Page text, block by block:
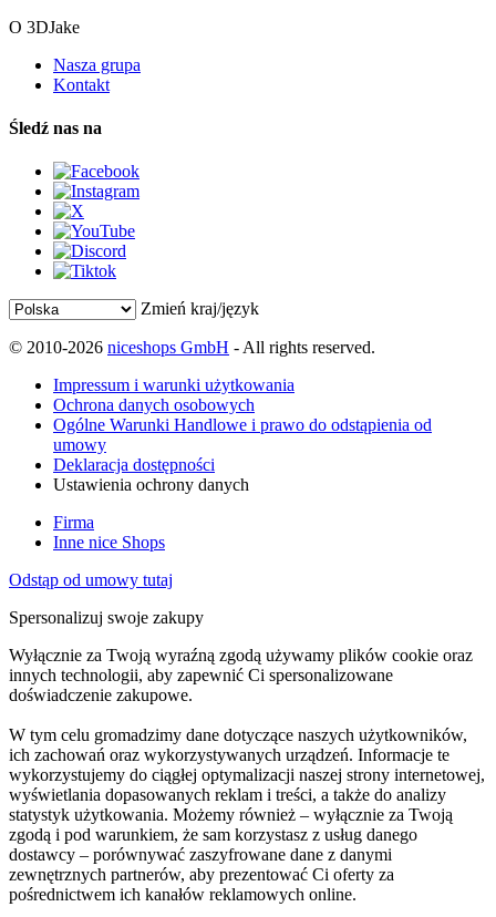
O 3DJake
Nasza grupa
Kontakt
Śledź nas na
Zmień kraj/język
© 2010-2026 niceshops GmbH - All rights reserved.
Impressum i warunki użytkowania
Ochrona danych osobowych
Ogólne Warunki Handlowe i prawo do odstąpienia od
umowy
Deklaracja dostępności
Ustawienia ochrony danych
Firma
Inne nice Shops
Odstąp od umowy tutaj
Spersonalizuj swoje zakupy
Wyłącznie za Twoją wyraźną zgodą używamy plików cookie oraz
innych technologii, aby zapewnić Ci spersonalizowane
doświadczenie zakupowe.
W tym celu gromadzimy dane dotyczące naszych użytkowników,
ich zachowań oraz wykorzystywanych urządzeń. Informacje te
wykorzystujemy do ciągłej optymalizacji naszej strony internetowej,
wyświetlania dopasowanych reklam i treści, a także do analizy
statystyk użytkowania. Możemy również – wyłącznie za Twoją
zgodą i pod warunkiem, że sam korzystasz z usług danego
dostawcy – porównywać zaszyfrowane dane z danymi
zewnętrznych partnerów, aby prezentować Ci oferty za
pośrednictwem ich kanałów reklamowych online.